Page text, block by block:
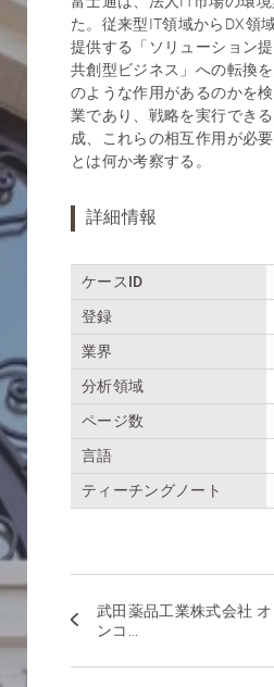
た。従来型IT領域からDX領
提供する「ソリューション
共創型ビジネス」への転換
のような作用があるのかを
業であり、戦略を実行でき
成、これらの相互作用が必
とは何か考察する。
詳細情報
ケースID
登録
業界
分析領域
ページ数
言語
ティーチングノート
武田薬品工業株式会社 オ
ンコ...